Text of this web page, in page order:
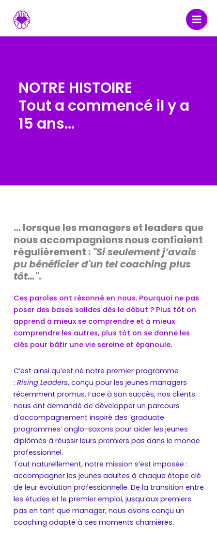
content
NOTRE HISTOIRE
Tout a commencé il y a
15 ans…
... lorsque les managers et leaders que
nous accompagnions nous confiaient
régulièrement : "Si seulement j’avais
pu bénéficier d'un tel coaching plus
tôt…".
Ces paroles ont résonné en nous. Pourquoi ne pas
poser des bases solides dès le début ? Plus tôt on
apprend à mieux se comprendre et à mieux
comprendre les autres, plus tôt on se donne les
clés pour bâtir une vie sereine et épanouie.
C’est ainsi qu’est né notre premier programme
: Rising Leaders, conçu pour les jeunes managers
récemment promus. Face à son succès, nos clients
nous ont demandé de développer un parcours
d’accompagnement inspiré des ‘graduate
programmes’ anglo-saxons pour aider les jeunes
diplômés à réussir leurs premiers pas dans le monde
professionnel.
Tout naturellement, notre mission s’est imposée :
accompagner les jeunes adultes à chaque étape clé
de leur évolution professionnelle. De la transition entre
les études et le premier emploi, jusqu’aux premiers
pas en tant que manager, nous avons conçu un
coaching adapté à ces moments charnières.